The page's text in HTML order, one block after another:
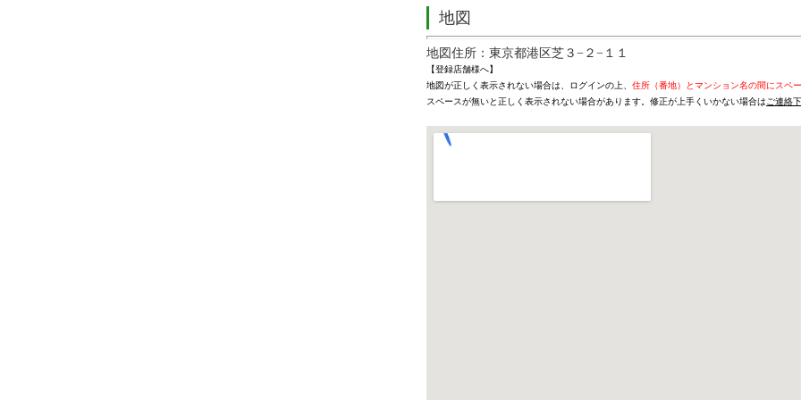
地図
地図住所：東京都港区芝３−２−１１
【登録店舗様へ】
地図が正しく表示されない場合は、ログインの上、 住所（番地）とマンション名の間にスペ
スペースが無いと正しく表示されない場合があります。修正が上手くいかない場合は ご連絡